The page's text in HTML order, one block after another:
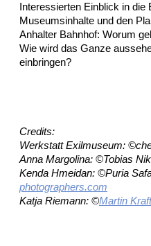
Interessierten Einblick in die
Museumsinhalte und den
Anhalter Bahnhof: Worum
Wie wird das Ganze
einbringen?
Credits:
Werkstatt Exilmuseum:
Anna Margolina: ©Tobias
Kenda Hmeidan: ©Puria
photographers.com
Katja Riemann: ©Martin Kraft